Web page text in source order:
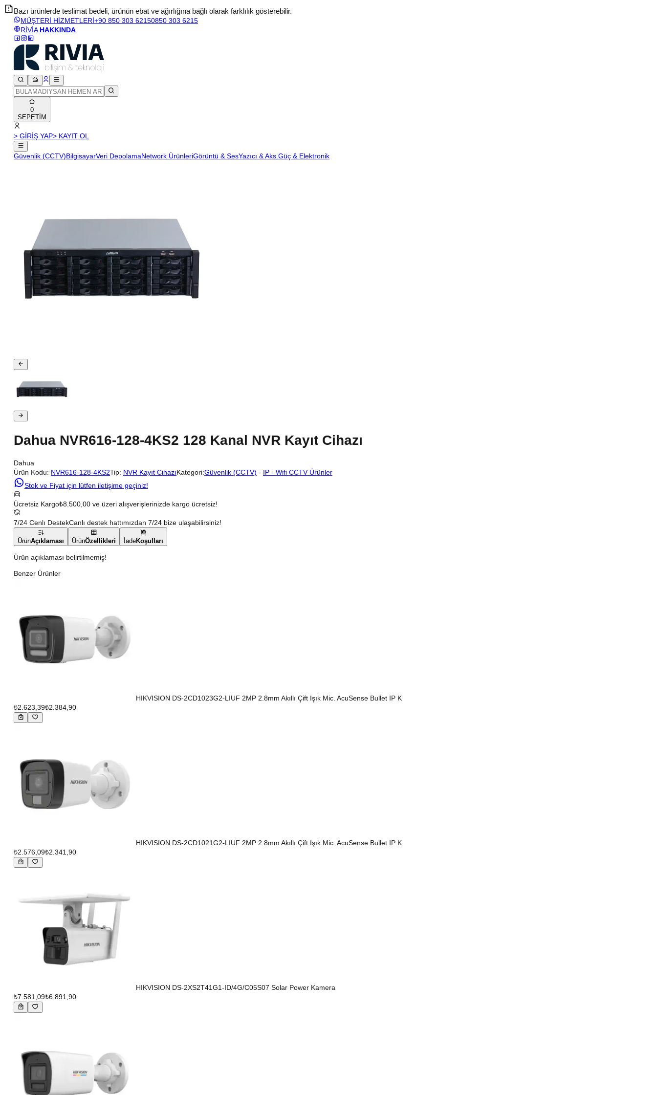
Bazı ürünlerde teslimat bedeli, ürünün ebat ve ağırlığına bağlı olarak farklılık gösterebilir.
MÜŞTERİ HİZMETLERİ+90 850 303 62150850 303 6215
RİVİA HAKKINDA
0
SEPETİM
> GİRİŞ YAP> KAYIT OL
Güvenlik (CCTV)BilgisayarVeri DepolamaNetwork ÜrünleriGörüntü & SesYazıcı & Aks.Güç & Elektronik
Dahua NVR616-128-4KS2 128 Kanal NVR Kayıt Cihazı
Dahua
Ürün Kodu: NVR616-128-4KS2Tip: NVR Kayıt CihazıKategori:Güvenlik (CCTV) - IP - Wifi CCTV Ürünler
Stok ve Fiyat için lütfen iletişime geçiniz!
Ücretsiz Kargo₺8.500,00 ve üzeri alışverişlerinizde kargo ücretsiz!
7/24 Cenlı DestekCanlı destek hattımızdan 7/24 bize ulaşabilirsiniz!
ÜrünAçıklaması ÜrünÖzellikleri İadeKoşulları
Ürün açıklaması belirtilmemiş!
Benzer Ürünler
HIKVISION DS-2CD1023G2-LIUF 2MP 2.8mm Akıllı Çift Işık Mic. AcuSense Bullet IP K
₺2.623,39₺2.384,90
HIKVISION DS-2CD1021G2-LIUF 2MP 2.8mm Akıllı Çift Işık Mic. AcuSense Bullet IP K
₺2.576,09₺2.341,90
HIKVISION DS-2XS2T41G1-ID/4G/C05S07 Solar Power Kamera
₺7.581,09₺6.891,90